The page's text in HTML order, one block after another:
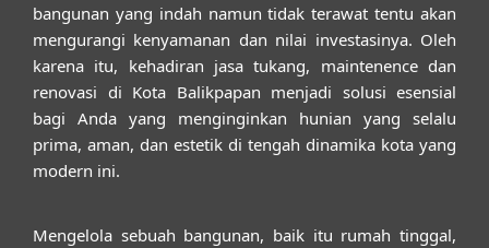
bangunan yang indah namun tidak terawat tentu akan
mengurangi kenyamanan dan nilai investasinya. Oleh
karena itu, kehadiran jasa tukang, maintenence dan
renovasi di Kota Balikpapan menjadi solusi esensial
bagi Anda yang menginginkan hunian yang selalu
prima, aman, dan estetik di tengah dinamika kota yang
modern ini.
Mengelola sebuah bangunan, baik itu rumah tinggal,